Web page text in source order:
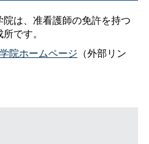
は、准看護師の免許を持つ
です。
院ホームページ （外部リン